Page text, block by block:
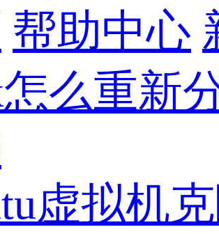
帮助中心
么重新
虚拟机